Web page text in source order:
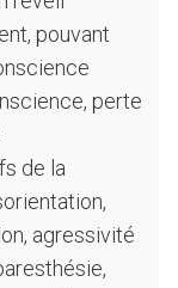
pouvant
perte
de la
agressivité